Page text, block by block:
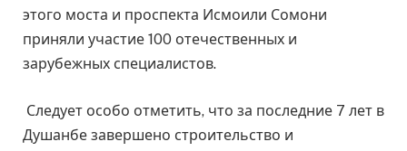
этого моста и проспекта Исмоили Сомони
приняли участие 100 отечественных и
зарубежных специалистов.
Следует особо отметить, что за последние 7 лет в
Душанбе завершено строительство и